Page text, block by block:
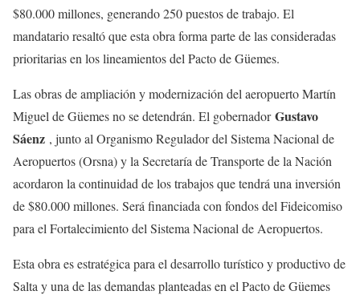
$80.000 millones, generando 250 puestos de trabajo. El
mandatario resaltó que esta obra forma parte de las consideradas
prioritarias en los lineamientos del Pacto de Güemes.
Las obras de ampliación y modernización del aeropuerto Martín
Miguel de Güemes no se detendrán. El gobernadorGustavo
Sáenz , junto al Organismo Regulador del Sistema Nacional de
Aeropuertos (Orsna) y la Secretaría de Transporte de la Nación
acordaron la continuidad de los trabajos que tendrá una inversión
de $80.000 millones. Será financiada con fondos del Fideicomiso
para el Fortalecimiento del Sistema Nacional de Aeropuertos.
Esta obra es estratégica para el desarrollo turístico y productivo de
Salta y una de las demandas planteadas en el Pacto de Güemes